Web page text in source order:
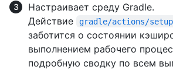
Настраивает среду Gradle.
Действие
gradle/actions/
заботится о состоянии
выполнением рабочего
подробную сводку по всем